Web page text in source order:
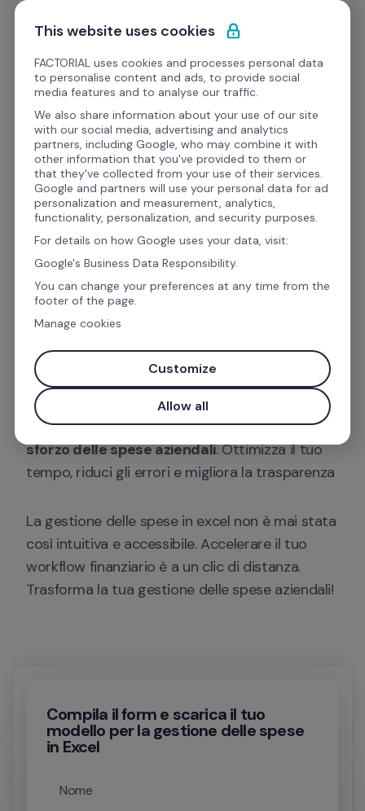
Passa al contenuto
Comincia gratis
Modelli
Operations
Modello per la gestione
delle spese in Excel
Ottieni il massimo controllo sulle tue attività
finanziarie con il nostro esclusivo modello di
gestione spese in Excel
Semplifica il processo di monitoraggio e rendi
più efficiente la raccolta delle note spese dei
tuoi dipendenti. Scarica gratuitamente il foglio
di calcolo e goditi un'organizzazione senza
sforzo delle spese aziendali. Ottimizza il tuo
tempo, riduci gli errori e migliora la trasparenza
La gestione delle spese in excel non è mai stata
così intuitiva e accessibile. Accelerare il tuo
workflow finanziario è a un clic di distanza.
Trasforma la tua gestione delle spese aziendali!
Compila il form e scarica il tuo
modello per la gestione delle spese
in Excel
Nome
This website uses cookies
FACTORIAL uses cookies and processes personal data
to personalise content and ads, to provide social
media features and to analyse our traffic.
We also share information about your use of our site
with our social media, advertising and analytics
partners, including Google, who may combine it with
other information that you've provided to them or
that they've collected from your use of their services.
Google and partners will use your personal data for ad
personalization and measurement, analytics,
functionality, personalization, and security purposes.
For details on how Google uses your data, visit:
Google's Business Data Responsibility.
You can change your preferences at any time from the
footer of the page.
Manage cookies
Customize
Allow all